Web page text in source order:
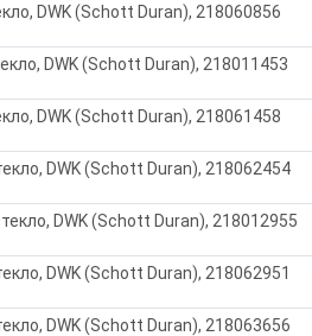
DWK (Schott Duran), 218060856
DWK (Schott Duran), 218011453
DWK (Schott Duran), 218061458
DWK (Schott Duran), 218062454
DWK (Schott Duran), 218012955
DWK (Schott Duran), 218062951
DWK (Schott Duran), 218063656